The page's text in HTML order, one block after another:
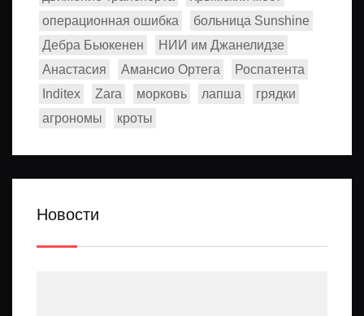
операционная ошибка
больница Sunshine
Дебра Бьюкенен
НИИ им Джанелидзе
Анастасия
Амансио Ортега
Роспатента
Inditex
Zara морковь лапша
грядки
агрономы
кроты
Новости